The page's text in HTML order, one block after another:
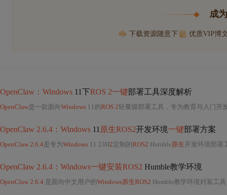
成
下载资源随意下 优质VIP博
OpenClaw：Windows 11下ROS 2一键部署工具深度解析
OpenClaw是一款面向Windows 11的ROS 2轻量级部署工具，专为教育与入门开
OpenClaw 2.6.4：Windows 11 原生ROS2开发环境一键部署方案
OpenClaw 2.6.4是专为Windows 11 23H2定制的ROS2 Humble原生开发环境部署
OpenClaw 2.6.4：Windows一键安装ROS2 Humble教学环境
OpenClaw 2.6.4 是面向中文用户的Windows原生ROS2 Humble教学环境封装工